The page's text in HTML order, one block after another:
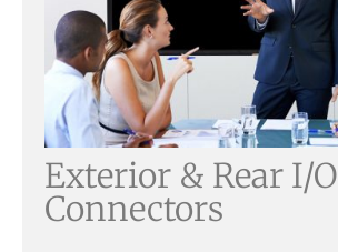
Exterior & Rear I/O
Connectors